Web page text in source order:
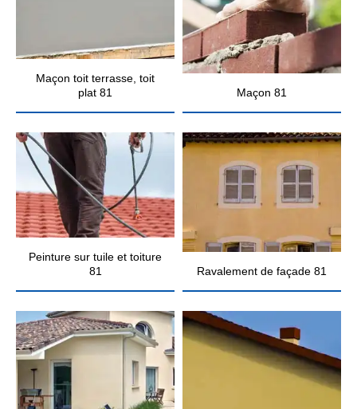
Maçon toit terrasse, toit
plat 81
Maçon 81
Peinture sur tuile et toiture
81
Ravalement de façade 81